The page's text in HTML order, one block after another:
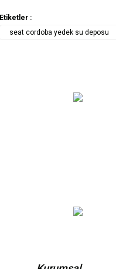
Etiketler :
seat cordoba yedek su deposu